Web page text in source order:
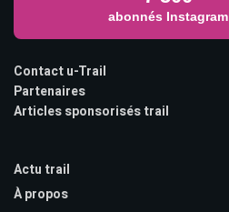
abonnés Instagram
Contact u-Trail
Partenaires
Articles sponsorisés trail
Actu trail
À propos